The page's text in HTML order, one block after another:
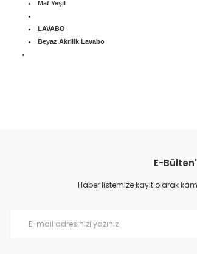
Mat Yeşil
LAVABO
Beyaz Akrilik Lavabo
Ürün resmi kalitesiz, bozuk veya
Ürün açıklamasında eksik bilgiler bulunuyor.
E-
Haber listemize kayıt olarak